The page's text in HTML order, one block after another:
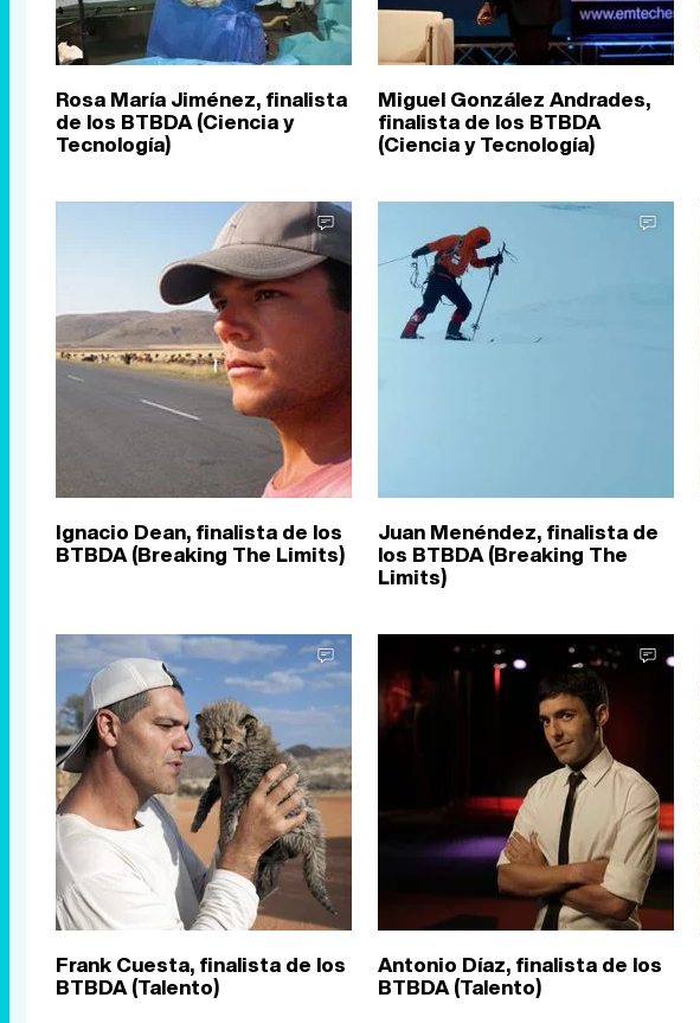
Rosa María Jiménez, finalista
de los BTBDA (Ciencia y
Tecnología)
Miguel González Andrades,
finalista de los BTBDA
(Ciencia y Tecnología)
Ignacio Dean, finalista de los
BTBDA (Breaking The Limits)
Juan Menéndez, finalista de
los BTBDA (Breaking The
Limits)
Frank Cuesta, finalista de los
BTBDA (Talento)
Antonio Díaz, finalista de los
BTBDA (Talento)